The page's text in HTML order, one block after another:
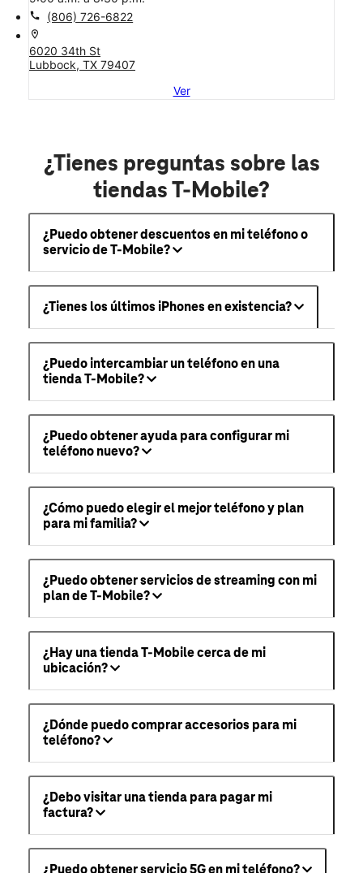
call (806) 726-6822
location_on
6020 34th St
Lubbock, TX 79407
Ver
¿Tienes preguntas sobre las
tiendas T-Mobile?
¿Puedo obtener descuentos en mi teléfono o
servicio de T-Mobile?
¿Tienes los últimos iPhones en existencia?
¿Puedo intercambiar un teléfono en una
tienda T-Mobile?
¿Puedo obtener ayuda para configurar mi
teléfono nuevo?
¿Cómo puedo elegir el mejor teléfono y plan
para mi familia?
¿Puedo obtener servicios de streaming con mi
plan de T-Mobile?
¿Hay una tienda T-Mobile cerca de mi
ubicación?
¿Dónde puedo comprar accesorios para mi
teléfono?
¿Debo visitar una tienda para pagar mi
factura?
¿Puedo obtener servicio 5G en mi teléfono?